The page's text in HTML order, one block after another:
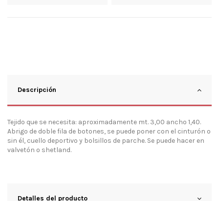
Descripción
Tejido que se necesita: aproximadamente mt. 3,00 ancho 1,40.
Abrigo de doble fila de botones, se puede poner con el cinturón o
sin él, cuello deportivo y bolsillos de parche. Se puede hacer en
valvetón o shetland.
Detalles del producto